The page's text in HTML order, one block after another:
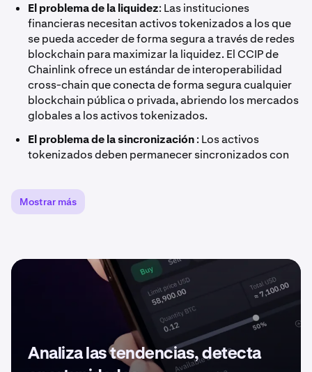
El problema de la liquidez: Las instituciones
financieras necesitan activos tokenizados a los que
se pueda acceder de forma segura a través de redes
blockchain para maximizar la liquidez. El CCIP de
Chainlink ofrece un estándar de interoperabilidad
cross-chain que conecta de forma segura cualquier
blockchain pública o privada, abriendo los mercados
globales a los activos tokenizados.
El problema de la sincronización: Los activos
tokenizados deben permanecer sincronizados con
cadena fiables, conectividad del sistema e
interoperabilidad cross-chain segura, lo que permite
El problema del cumplimiento normativo
instituciones reguladas requieren capacidades de
cumplimiento normativo, como la verificación de la
identidad (KYC), la evaluación de riesgos (AML), la
protección contra exploits y las restricciones
específicas de activos. El motor de cumplimiento
automatizado Chainlink amplía la infraestructura
Mostrar más
Analiza las tendencias, detecta